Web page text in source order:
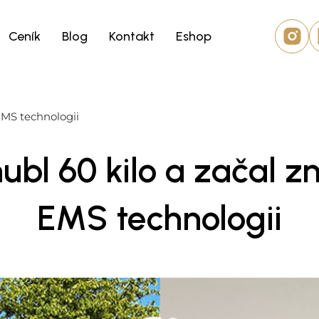
Ceník Blog Kontakt Eshop
technologii
60 kilo a začal
EMS technologii